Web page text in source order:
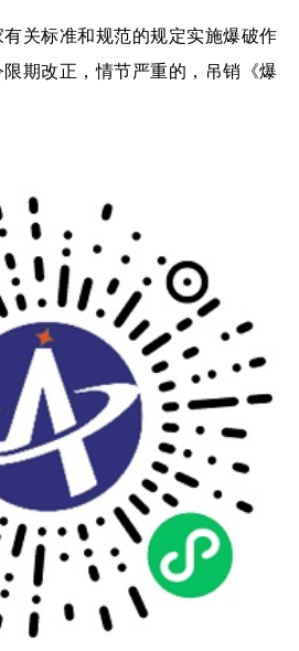
关标准和规范的规定实施爆破作
期改正，情节严重的，吊销《爆